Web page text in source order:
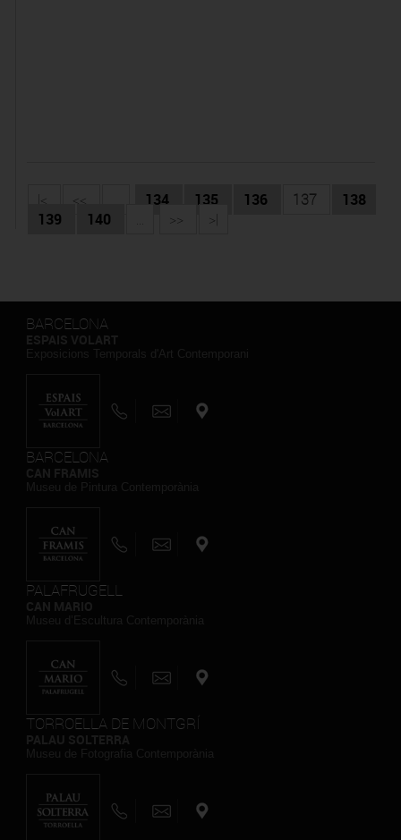
|< << 134 135 136 137
138
139
140 ... >> >|
BARCELONA
BARCELONA
PALAFRUGELL
TORROELLA DE MONTGRÍ